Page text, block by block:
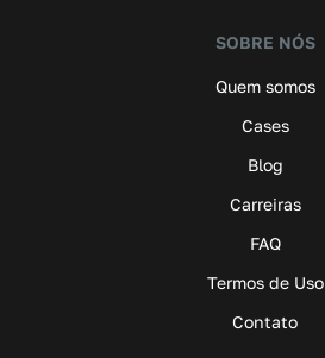
SOBRE NÓS
Quem somos
Cases
Blog
Carreiras
FAQ
Termos de Uso
Contato